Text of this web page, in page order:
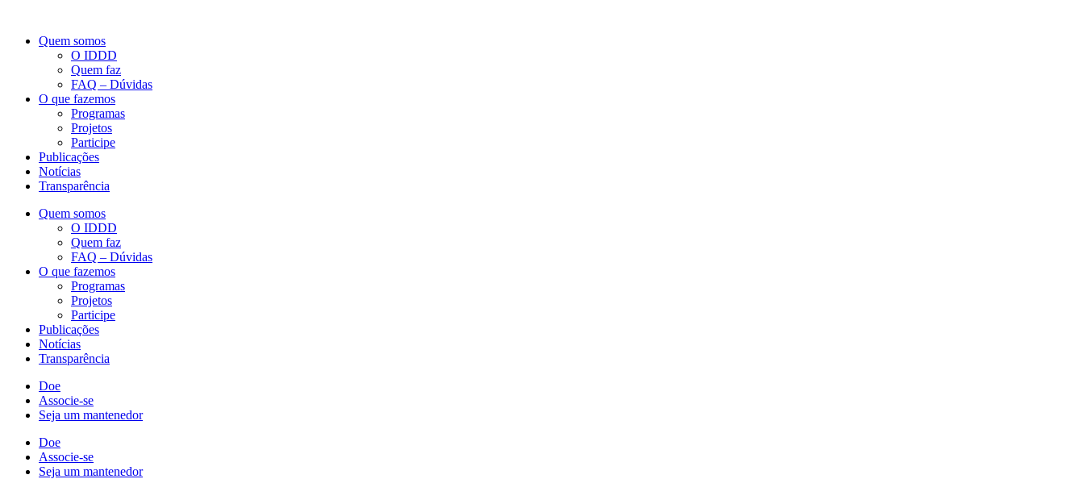
Quem somos
O IDDD
Quem faz
FAQ – Dúvidas
O que fazemos
Programas
Projetos
Participe
Publicações
Notícias
Transparência
Quem somos
O IDDD
Quem faz
FAQ – Dúvidas
O que fazemos
Programas
Projetos
Participe
Publicações
Notícias
Transparência
Doe
Associe-se
Seja um mantenedor
Doe
Associe-se
Seja um mantenedor